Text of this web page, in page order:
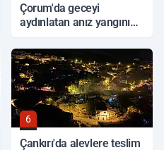
Çorum'da geceyi
aydınlatan anız yangını
6
Çankırı'da alevlere teslim